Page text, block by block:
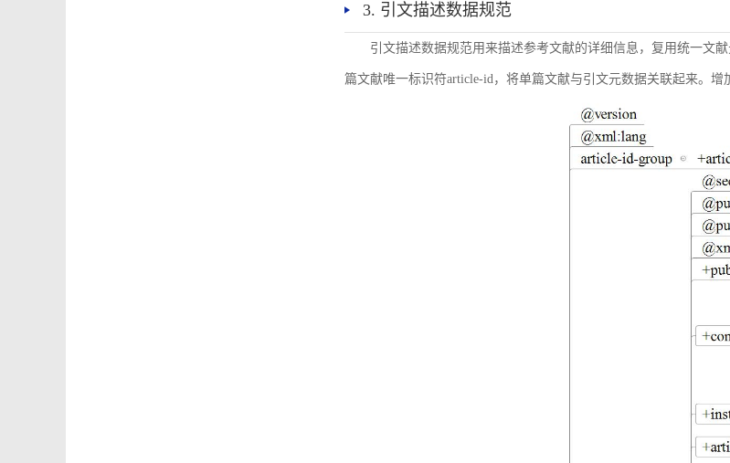
3. 引文描述数据规范
引文描述数据规范用来描述参考文献的详细信息，复用统一文
篇文献唯一标识符article-id，将单篇文献与引文元数据关联起来。增